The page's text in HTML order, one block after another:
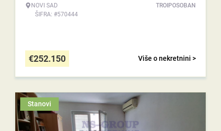
NOVI SAD
ŠIFRA: #570444
TROIPOSOBAN
Više o nekretnini >
€252.150
Stanovi